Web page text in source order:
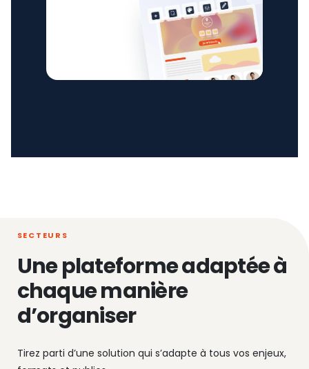
SECTEURS
Une plateforme adaptée à
chaque manière
d’organiser
Tirez parti d’une solution qui s’adapte à tous vos enjeux,